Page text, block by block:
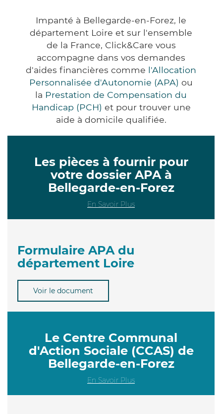
Impanté à Bellegarde-en-Forez, le
département Loire et sur l'ensemble
de la France, Click&Care vous
accompagne dans vos demandes
d'aides financières comme l'Allocation
Personnalisée d'Autonomie (APA) ou
la Prestation de Compensation du
Handicap (PCH) et pour trouver une
aide à domicile qualifiée.
Les pièces à fournir pour
votre dossier APA à
Bellegarde-en-Forez
En Savoir Plus
Formulaire APA du
département Loire
Voir le document
Le Centre Communal
d'Action Sociale (CCAS) de
Bellegarde-en-Forez
En Savoir Plus